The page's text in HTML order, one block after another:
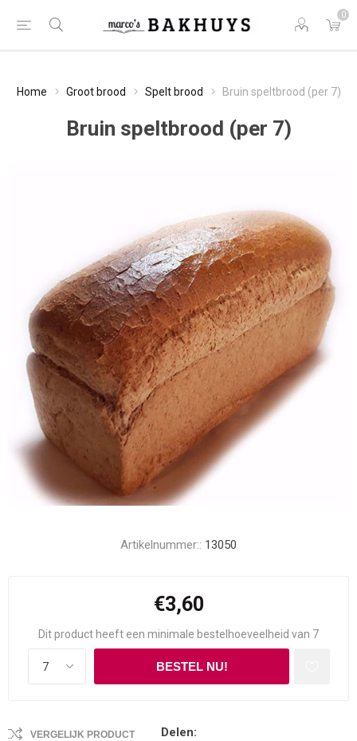
0
Home Groot brood Spelt brood Bruin speltbrood (per 7)
Bruin speltbrood (per 7)
VERGELIJK PRODUCT
Artikelnummer:: 13050
€3,60
Dit product heeft een minimale bestelhoeveelheid van 7
Delen: